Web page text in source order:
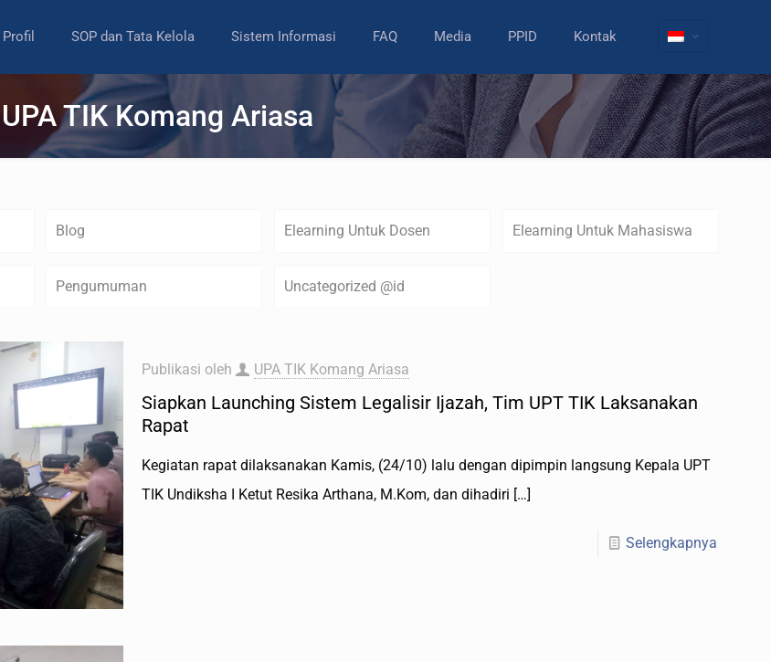
Profil SOP dan Tata Kelola Sistem Informasi FAQ Media PPID Kontak
UPA TIK Komang Ariasa
Blog Elearning Untuk Dosen Elearning Untuk Mahasiswa
Pengumuman Uncategorized @id
Publikasi oleh UPA TIK Komang Ariasa
Siapkan Launching Sistem Legalisir Ijazah, Tim UPT TIK Laksanakan
Rapat
Kegiatan rapat dilaksanakan Kamis, (24/10) lalu dengan dipimpin langsung Kepala UPT
TIK Undiksha I Ketut Resika Arthana, M.Kom, dan dihadiri […]
Selengkapnya